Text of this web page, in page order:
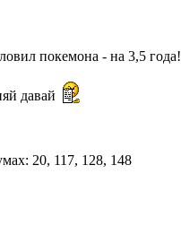
покемона - на 3,5 года!
давай